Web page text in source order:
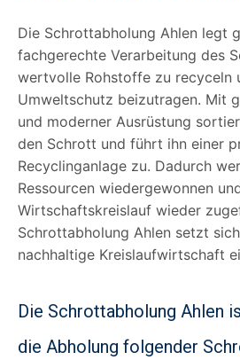
Die Schrottabholung Ahlen legt
fachgerechte Verarbeitung des
wertvolle Rohstoffe zu recyceln
Umweltschutz beizutragen. Mit
und moderner Ausrüstung
den Schrott und führt ihn einer
Recyclinganlage zu. Dadurch
Ressourcen wiedergewonnen
Wirtschaftskreislauf wieder
Schrottabholung Ahlen setzt
nachhaltige Kreislaufwirtschaft
Die Schrottabholung Ahlen
die Abholung folgender